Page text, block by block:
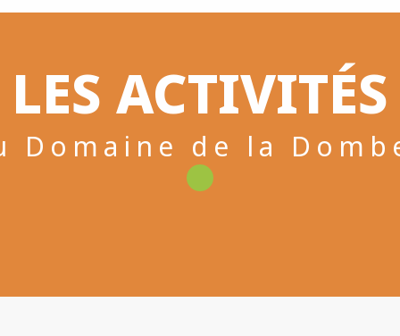
LES ACTIVITÉS
Domaine de la
Accro Dombes
Lire la suite